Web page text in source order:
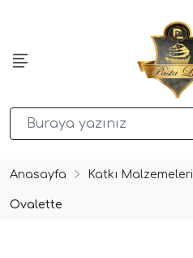
Anasayfa Katkı Malzemeleri
Ovalette